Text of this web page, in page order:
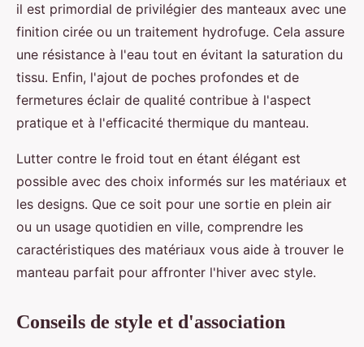
il est primordial de privilégier des manteaux avec une
finition cirée ou un traitement hydrofuge. Cela assure
une résistance à l'eau tout en évitant la saturation du
tissu. Enfin, l'ajout de poches profondes et de
fermetures éclair de qualité contribue à l'aspect
pratique et à l'efficacité thermique du manteau.
Lutter contre le froid tout en étant élégant est
possible avec des choix informés sur les matériaux et
les designs. Que ce soit pour une sortie en plein air
ou un usage quotidien en ville, comprendre les
caractéristiques des matériaux vous aide à trouver le
manteau parfait pour affronter l'hiver avec style.
Conseils de style et d'association